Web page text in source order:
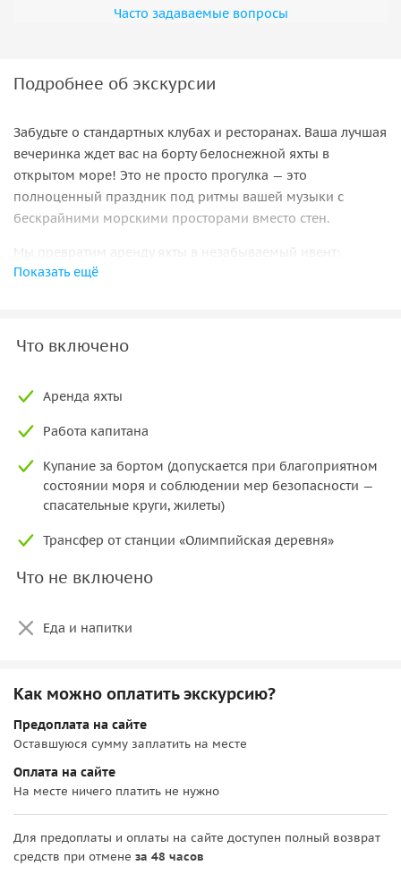
Часто задаваемые вопросы
Подробнее об экскурсии
Забудьте о стандартных клубах и ресторанах. Ваша лучшая
вечеринка ждет вас на борту белоснежной яхты в
открытом море! Это не просто прогулка — это
полноценный праздник под ритмы вашей музыки с
бескрайними морскими просторами вместо стен.
Мы превратим аренду яхты в незабываемый ивент:
фуршет и бар на воде: приносите свои любимые
комфортного приема пищи;
идеальное место для того, чтобы оторваться по-
настоящему;
эксклюзивная локация для фото: невероятные
панорамы Олимпийского парка, Кавказских гор и
фотографий.
Доступны две яхты разного класса («комфорт» и
удобства. Осталось только собрать самых веселых людей и
Показать ещё
Что включено
Аренда яхты
Работа капитана
Купание за бортом (допускается при благоприятном
состоянии моря и соблюдении мер безопасности —
спасательные круги, жилеты)
Трансфер от станции «Олимпийская деревня»
Что не включено
Еда и напитки
Как можно оплатить экскурсию?
Предоплата на сайте
Оставшуюся сумму заплатить на месте
Оплата на сайте
На месте ничего платить не нужно
Для предоплаты и оплаты на сайте доступен полный возврат
средств при отмене за 48 часов